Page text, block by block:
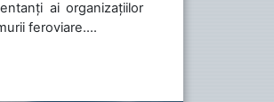
ai organizațiilor
feroviare....